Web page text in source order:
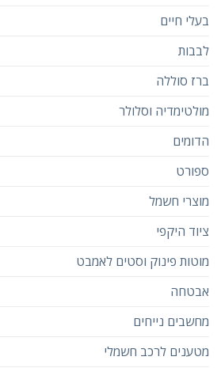
בעלי חיים
לבבות
ברז סוללה
מולטימדיה וסלולר
הדומים
ספורט
מוצרי חשמל
ציוד היקפי
מוטות פינוק וסטים לאמבט
אבטחה
מחשבים נייחים
מטענים לרכב חשמלי